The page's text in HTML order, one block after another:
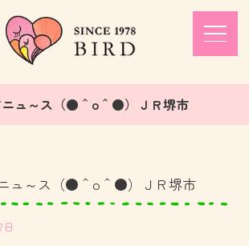
ュ～ス（●＾o＾●）ＪＲ堺市
ュ～ス（●＾o＾●）ＪＲ堺市